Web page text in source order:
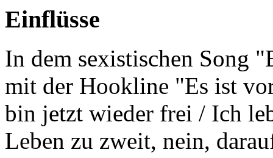
Einflüsse
In dem sexistischen Song
mit der Hookline "Es ist
bin jetzt wieder frei / Ich
Leben zu zweit, nein,